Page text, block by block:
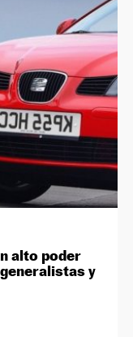
alto poder
y